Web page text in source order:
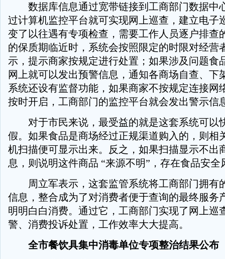
数据库信息通过宽带链接到工商部门数据中
过计算机监控平台就可实现网上巡查，建立电子
变了以往遇有专项检查，需要工作人员逐户排查
的保质期临近时，系统会按照限定的时限对经营
示，提示商家按规定进行处置；如果涉及问题食
网上就可以发出预警信息，通知各商场自查、下
系统还设有监督功能，如果商家不按规定连接网
按时开启，工商部门的监控平台就会发出警示信
对于市民来说，最受益的就是这套系统可以
假。如果食品是商场经过正规渠道购入的，则相
机扫描便可显示出来。反之，如果扫描显示不出
息，则说明这件商品 “来源不明”，存在食品安全
周立军表示，这套监管系统将工商部门拥有
信息，整合成为了对消费者便于查询的最终服务
明明白白消费。通过它，工商部门实现了网上巡
警、消费投诉处置，工作效率大大提高。
全市餐饮具集中消毒单位专项整治结果公布